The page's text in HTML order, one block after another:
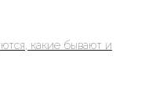
какие бывают и